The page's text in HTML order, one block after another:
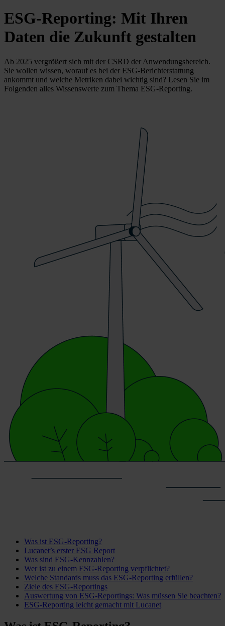
ESG-Reporting: Mit Ihren
Daten die Zukunft gestalten
Ab 2025 vergrößert sich mit der CSRD der Anwendungsbereich.
Sie wollen wissen, worauf es bei der ESG-Berichterstattung
ankommt und welche Metriken dabei wichtig sind? Lesen Sie im
Folgenden alles Wissenswerte zum Thema ESG-Reporting.
Was ist ESG-Reporting?
Lucanet’s erster ESG Report
Was sind ESG-Kennzahlen?
Wer ist zu einem ESG-Reporting verpflichtet?
Welche Standards muss das ESG-Reporting erfüllen?
Ziele des ESG-Reportings
Auswertung von ESG-Reportings: Was müssen Sie beachten?
ESG-Reporting leicht gemacht mit Lucanet